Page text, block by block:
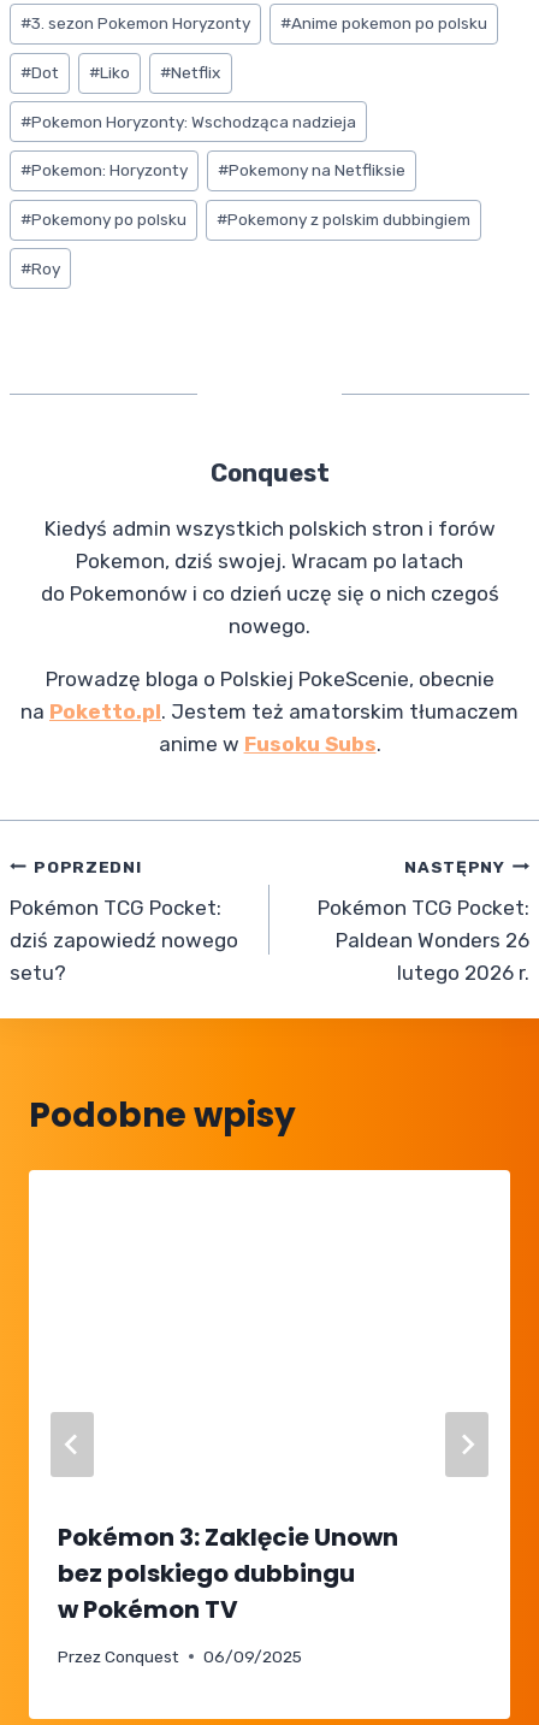
og
a
m
b
r
a
l
h
a
r
e
Tagi
wpisu:
#3. sezon Pokemon Horyzonty #Anime pokemon po polsku
#Dot #Liko #Netflix
#Pokemon Horyzonty: Wschodząca nadzieja
#Pokemon: Horyzonty #Pokemony na Netfliksie
#Pokemony po polsku #Pokemony z polskim dubbingiem
#Roy
Conquest
Kiedyś admin wszystkich polskich stron i forów
Pokemon, dziś swojej. Wracam po latach
do Pokemonów i co dzień uczę się o nich czegoś
nowego.
Prowadzę bloga o Polskiej PokeScenie, obecnie
na Poketto.pl. Jestem też amatorskim tłumaczem
anime w Fusoku Subs.
Nawigacja
wpisu
POPRZEDNI
Pokémon TCG Pocket:
dziś zapowiedź nowego
setu?
NASTĘPNY
Pokémon TCG Pocket:
Paldean Wonders 26
lutego 2026 r.
Podobne wpisy
Pokémon 3: Zaklęcie Unown
bez polskiego dubbingu
w Pokémon TV
Przez Conquest 06/09/2025